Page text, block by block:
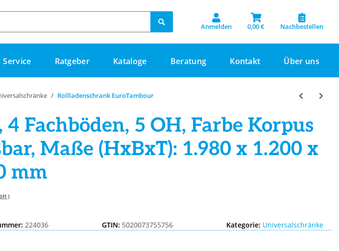
Anmelden 0,00 € Nachbestellen
Service Ratgeber Kataloge Beratung Kontakt Über uns
Rollladenschrank EuroTambour
Fachböden, 5 OH, Farbe Korpus
Maße (HxBxT): 1.980 x 1.200 x
mm
)
224036 GTIN: 5020073755756 Kategorie: Universalschränke